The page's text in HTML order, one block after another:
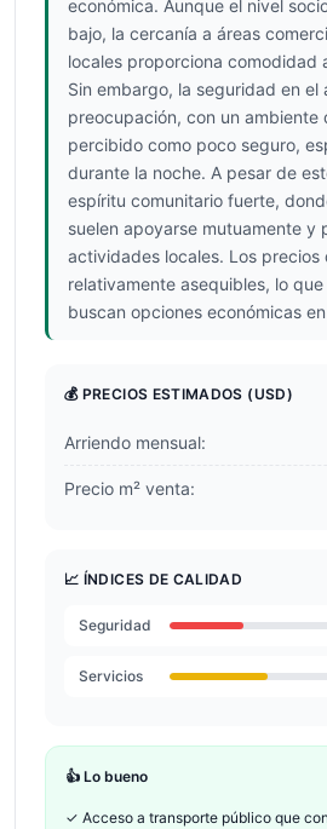
económica. Aunque el nivel
bajo, la cercanía a áreas
locales proporciona comodidad
Sin embargo, la seguridad en el
preocupación, con un ambiente
percibido como poco seguro,
durante la noche. A pesar de
espíritu comunitario fuerte,
suelen apoyarse mutuamente y
actividades locales. Los precios
relativamente asequibles, lo
buscan opciones económicas
💰 PRECIOS ESTIMADOS (USD)
Arriendo mensual:
Precio m² venta:
📈 ÍNDICES DE CALIDAD
Seguridad
Servicios
👍 Lo bueno
✓ Acceso a transporte público que